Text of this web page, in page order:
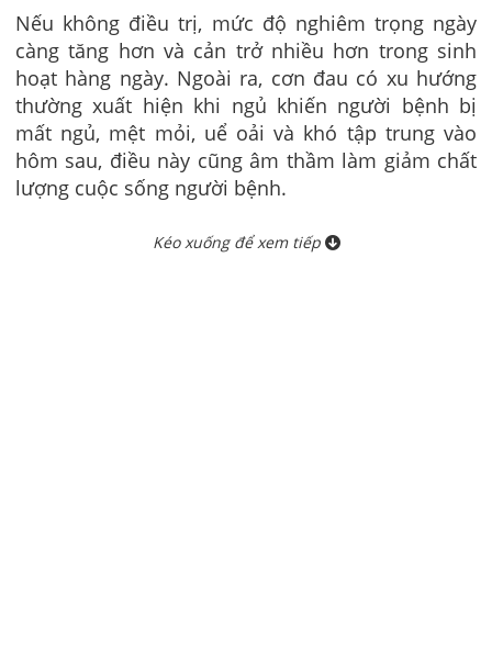
Nếu không điều trị, mức độ nghiêm trọng ngày
càng tăng hơn và cản trở nhiều hơn trong sinh
hoạt hàng ngày. Ngoài ra, cơn đau có xu hướng
thường xuất hiện khi ngủ khiến người bệnh bị
mất ngủ, mệt mỏi, uể oải và khó tập trung vào
hôm sau, điều này cũng âm thầm làm giảm chất
lượng cuộc sống người bệnh.
Kéo xuống để xem tiếp